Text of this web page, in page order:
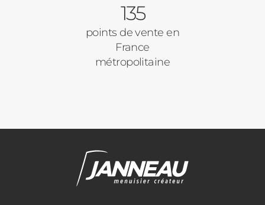
Volets Roulants
Pergolas
Cloture
Adresse des travaux
135
points de vente en
France
métropolitaine